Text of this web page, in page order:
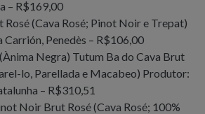
– R$169,00
Rosé (Cava Rosé; Pinot Noir e Trepat)
Penedès – R$106,00
Negra) Tutum Ba do Cava Brut
lo, Parellada e Macabeo) Produtor:
– R$310,51
Noir Brut Rosé (Cava Rosé; 100%